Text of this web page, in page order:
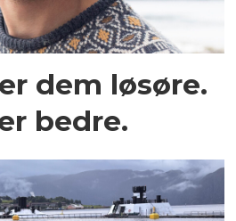
dem løsøre.
bedre.